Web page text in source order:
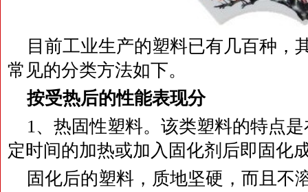
目前工业生产的塑料已有几百种，
常见的分类方法如下。
按受热后的性能表现分
1、热固性塑料。该类塑料的特点
定时间的加热或加入固化剂后即固化
固化后的塑料，质地坚硬，而且不